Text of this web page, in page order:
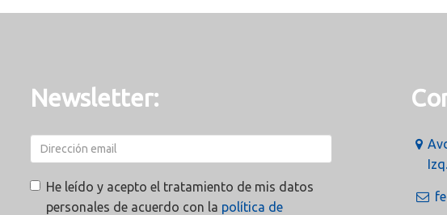
Newsletter:
He leído y acepto el tratamiento de mis datos
personales de acuerdo con la política de